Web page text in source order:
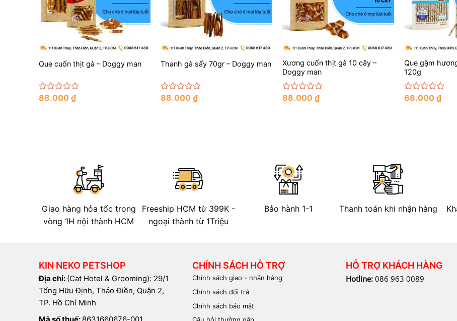
Que cuốn thịt gà – Doggy man
Rated
88.000 ₫
Thanh gà sấy 70gr – Doggy man
Rated
88.000 ₫
Xương cuốn thịt gà 10 cây –
Doggy man
Rated
88.000 ₫
Que gặm
120g
Rated
68.000 ₫
Giao hàng hỏa tốc trong
vòng 1H nội thành HCM
Freeship HCM từ 399K -
ngoại thành từ 1Triệu
Bảo hành 1-1 Thanh toán khi nhận hàng
KIN NEKO PETSHOP
Địa chỉ: (Cat Hotel & Grooming): 29/1
Tống Hữu Định, Thảo Điền, Quận 2,
TP. Hồ Chí Minh
CHÍNH SÁCH HỖ TRỢ
Chính sách giao - nhận hàng
Chính sách đổi trả
Chính sách bảo mật
HỖ TRỢ KHÁCH HÀNG
Hotline: 086 963 0089